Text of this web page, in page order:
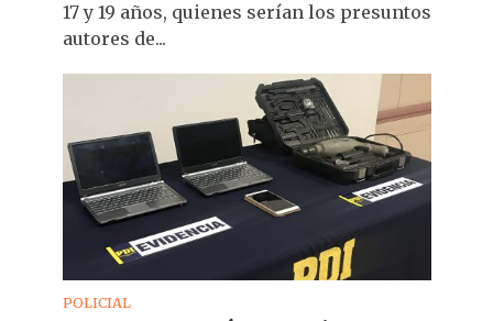
17 y 19 años, quienes serían los presuntos
autores de...
POLICIAL